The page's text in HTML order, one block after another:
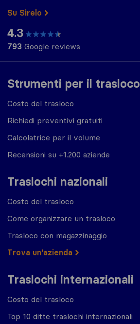
Strumenti per il trasloco
Costo del trasloco
Richiedi preventivi gratuiti
Calcolatrice per il volume
Recensioni su +1.200 aziende
Traslochi nazionali
Costo del trasloco
Come organizzare un trasloco
Trasloco con magazzinaggio
Trova un'azienda
Traslochi internazionali
Costo del trasloco
Top 10 ditte traslochi internazionali
Su Sirelo
4.3
793 Google reviews